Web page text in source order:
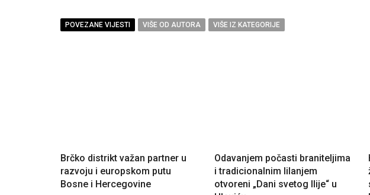
POVEZANE VIJESTI VIŠE OD AUTORA VIŠE IZ KATEGORIJE
Brčko distrikt važan partner u
razvoju i europskom putu
Bosne i Hercegovine
Odavanjem počasti braniteljima
i tradicionalnim lilanjem
otvoreni „Dani svetog Ilije“ u